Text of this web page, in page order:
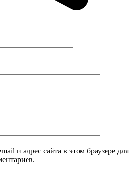
и адрес сайта в этом браузере для